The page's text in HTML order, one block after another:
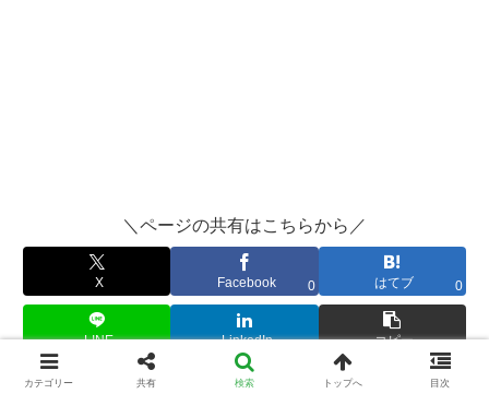
＼ページの共有はこちらから／
X Facebook 0 はてブ 0
LINE LinkedIn コピー
カテゴリー 共有 検索 トップへ 目次